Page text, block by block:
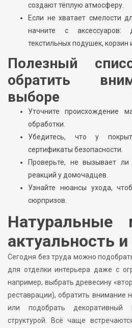
создают тёплую атмосферу.
Если не хватает смелости
начните с аксессуаров:
текстильных подушек, корзин
Полезный
обратить
выборе
Уточните происхождение
обработки.
Убедитесь, что у
сертификаты безопасности.
Проверьте, не вызывает ли
реакций у домочадцев.
Узнайте нюансы ухода,
сюрпризов.
Натуральные
актуальность
Сегодня без труда можно
для отделки интерьера даже с
например, выбрать древесину
реставрации), обратить внимание
или подобрать декоративный
структурой. Всё чаще